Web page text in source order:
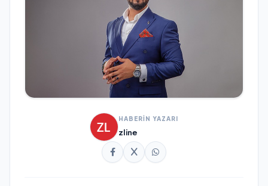
HABERİN YAZARI
zline